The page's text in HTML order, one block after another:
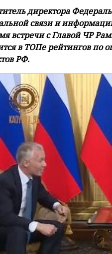
директора
связи и
встречи с Главой ЧР
в ТОПе рейтингов по
РФ.